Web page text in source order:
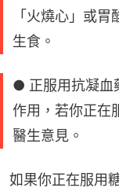
「火燒心」或
生食。
● 正服用抗凝血
作用，若你正在
醫生意見。
如果你正在服用